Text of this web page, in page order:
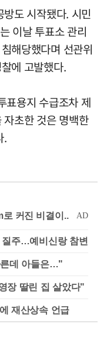
도 시작됐다. 시민
이날 투표소 관리
해당했다며 선관위
에 고발했다.
표용지 수급조차 제
초한 것은 명백한
.
주…예비신랑 참변
른데 아들은…"
장 딸린 집 살았다"
재산상속 언급